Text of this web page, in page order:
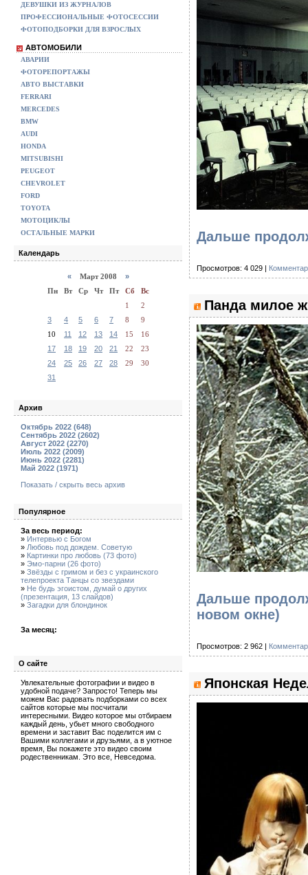
ДЕВУШКИ ИЗ ЖУРНАЛОВ
ПРОФЕССИОНАЛЬНЫЕ ФОТОСЕССИИ
ФОТОПОДБОРКИ ДЛЯ ВЗРОСЛЫХ
АВТОМОБИЛИ
АВАРИИ
ФОТОРЕПОРТАЖЫ
АВТО ВЫСТАВКИ
FERRARI
MERCEDES
BMW
AUDI
HONDA
MITSUBISHI
PEUGEOT
CHEVROLET
FORD
TOYOTA
МОТОЦИКЛЫ
ОСТАЛЬНЫЕ МАРКИ
Календарь
« Март 2008 »
Пн
Вт Ср Чт Пт Сб
Вс
1
2
3
4 5 6 7 8
9
10
11 12 13 14 15
16
17
18 19 20 21 22
23
24
25 26 27 28 29
30
31
Архив
Октябрь 2022 (648)
Сентябрь 2022 (2602)
Август 2022 (2270)
Июль 2022 (2009)
Июнь 2022 (2281)
Май 2022 (1971)
Показать / скрыть весь архив
Популярное
За весь период:
» Интервью с Богом
» Любовь под дождем. Советую
» Картинки про любовь (73 фото)
» Эмо-парни (26 фото)
» Звёзды с гримом и без с украинского
телепроекта Танцы со звездами
» Не будь эгоистом, думай о других
(презентация, 13 слайдов)
» Загадки для блондинок
За месяц:
О сайте
Увлекательные фотографии и видео в
удобной подаче? Запросто! Теперь мы
можем Вас радовать подборками со всех
сайтов которые мы посчитали
интересными. Видео которое мы отбираем
каждый день, убьет много свободного
времени и заставит Вас поделится им с
Вашими коллегами и друзьями, а в уютное
время, Вы покажете это видео своим
родественникам. Это все, Невседома.
Дальше
Просмотров: 4 029 |
Панда милое
Дальше
новом окне)
Просмотров: 2 962 |
Японская